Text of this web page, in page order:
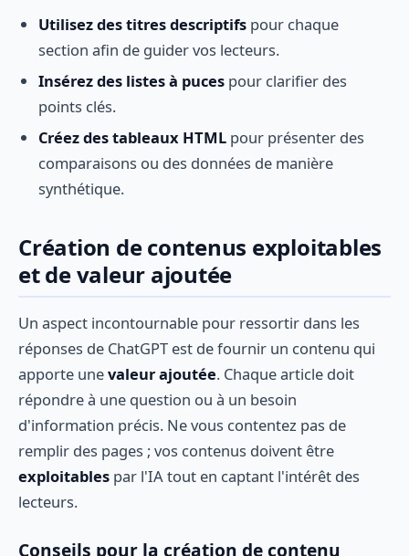
Utilisez des titres descriptifs pour chaque
section afin de guider vos lecteurs.
Insérez des listes à puces pour clarifier des
points clés.
Créez des tableaux HTML pour présenter des
comparaisons ou des données de manière
synthétique.
Création de contenus exploitables
et de valeur ajoutée
Un aspect incontournable pour ressortir dans les
réponses de ChatGPT est de fournir un contenu qui
apporte unevaleur ajoutée. Chaque article doit
répondre à une question ou à un besoin
d'information précis. Ne vous contentez pas de
remplir des pages ; vos contenus doivent être
exploitables par l'IA tout en captant l'intérêt des
lecteurs.
Conseils pour la création de contenu